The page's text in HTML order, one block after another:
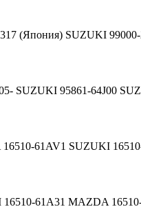
(Япония) SUZUKI
SUZUKI 95861-64J00
61AV1 SUZUKI
61A31 MAZDA